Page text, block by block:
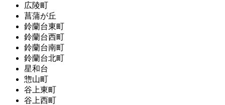
広陵町
菖蒲が丘
鈴蘭台東町
鈴蘭台西町
鈴蘭台南町
鈴蘭台北町
星和台
惣山町
谷上東町
谷上西町